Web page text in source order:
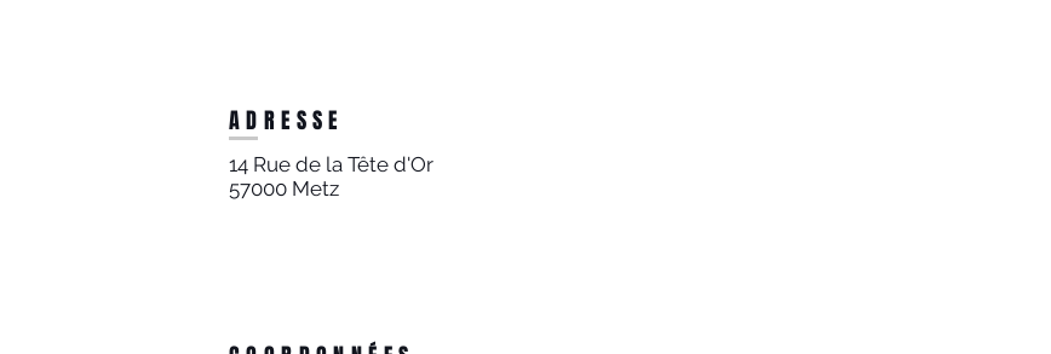
ADRESSE
14 Rue de la Tête d'Or
57000 Metz